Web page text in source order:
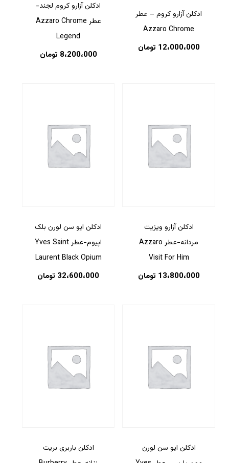
ادکلن آزارو کروم – عطر
Azzaro Chrome
12،000،000 تومان
ادکلن آزارو کروم لجند-
عطر Azzaro Chrome
Legend
8،200،000 تومان
ادکلن آزارو ویزیت
مردانه-عطر Azzaro
Visit For Him
13،800،000 تومان
ادکلن ایو سن لورن بلک
اپیوم-عطر Yves Saint
Laurent Black Opium
32،600،000 تومان
ادکلن ایو سن لورن
ادکلن باربری بریت